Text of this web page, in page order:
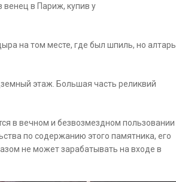
венец в Париж, купив у
на том месте, где был шпиль, но алтарь
этаж. Большая часть реликвий
в вечном и безвозмездном пользовании
по содержанию этого памятника, его
не может зарабатывать на входе в